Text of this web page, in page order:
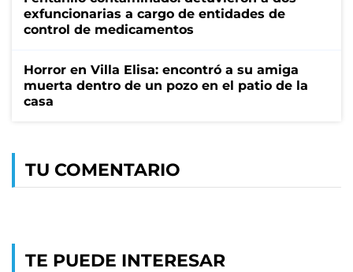
exfuncionarias a cargo de entidades de
control de medicamentos
Horror en Villa Elisa: encontró a su amiga
muerta dentro de un pozo en el patio de la
casa
TU COMENTARIO
TE PUEDE INTERESAR